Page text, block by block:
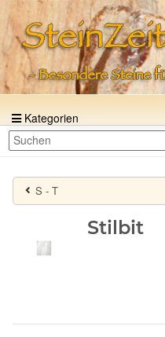
Kategorien
S - T
Stilbit